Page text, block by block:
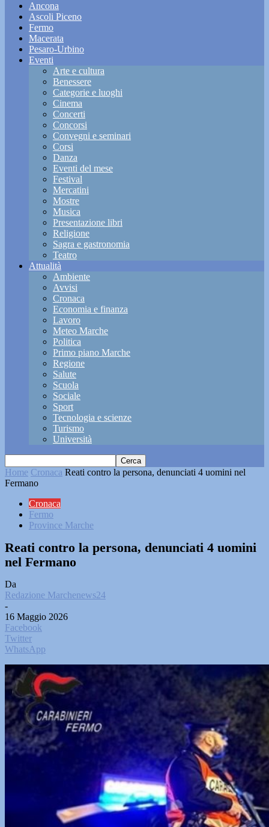
Ancona
Ascoli Piceno
Fermo
Macerata
Pesaro-Urbino
Eventi
Arte e cultura
Benessere
Categorie e luoghi
Cinema
Concerti
Concorsi
Convegni e seminari
Corsi
Danza
Eventi del mese
Festival
Mercatini
Mostre
Musica
Presentazione libri
Religione
Sagra e gastronomia
Teatro
Attualità
Ambiente
Avvisi
Cronaca
Economia e finanza
Lavoro
Meteo Marche
Politica
Primo piano Marche
Regione
Salute
Scuola
Sociale
Sport
Tecnologia e scienze
Turismo
Università
Home Cronaca Reati contro la persona, denunciati 4 uomini nel
Fermano
Cronaca
Fermo
Province Marche
Reati contro la persona, denunciati 4 uomini
nel Fermano
Da
Redazione Marchenews24
-
16 Maggio 2026
Facebook
Twitter
WhatsApp